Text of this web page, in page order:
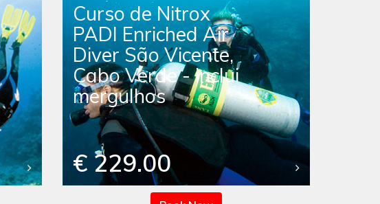
Curso de Nitrox
PADI Enriched Air
Diver São Vicente,
Cabo Verde - inclui
mergulhos
€ 229.00